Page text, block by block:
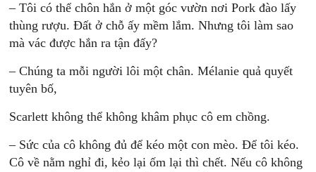
– Tôi có thể chôn hắn ở một góc vườn nơi Pork đào lấy
thùng rượu. Ðất ở chỗ ấy mềm lắm. Nhưng tôi làm sao
mà vác được hắn ra tận đấy?
– Chúng ta mỗi người lôi một chân. Mélanie quả quyết
tuyên bố,
Scarlett không thể không khâm phục cô em chồng.
– Sức của cô không đủ để kéo một con mèo. Ðể tôi kéo.
Cô về nằm nghỉ đi, kẻo lại ốm lại thì chết. Nếu cô không